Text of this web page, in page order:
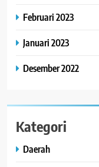
Februari 2023
Januari 2023
Desember 2022
Kategori
Daerah